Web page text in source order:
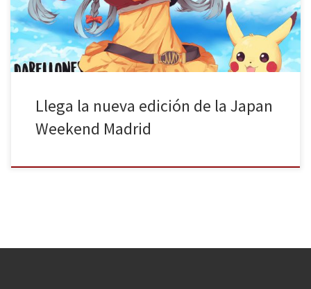
aumentando esta edición a dos los pabellones […]
Llega la nueva edición de la Japan
Weekend Madrid